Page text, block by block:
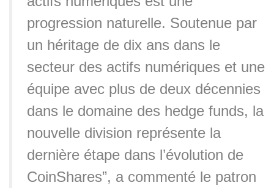
progression naturelle. Soutenue par
un héritage de dix ans dans le
secteur des actifs numériques et une
équipe avec plus de deux décennies
dans le domaine des hedge funds, la
nouvelle division représente la
dernière étape dans l’évolution de
CoinShares”, a commenté le patron